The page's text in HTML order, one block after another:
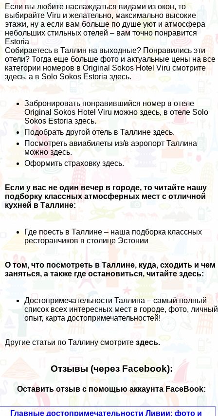
Если вы любите наслаждаться видами из окон, то
выбирайте Viru и желательно, максимально высокие
этажи, ну а если вам больше по душе уют и атмосфера
небольших стильных отелей – вам точно понравится
Estoria
Собираетесь в Таллин на выходные? Понравились эти
отели? Тогда еще больше фото и актуальные цены на все
категории номеров в Original Sokos Hotel Viru смотрите
здесь, а в Solo Sokos Estoria здесь.
Забронировать понравившийся номер в отеле
Original Sokos Hotel Viru можно здесь, в отеле Solo
Sokos Estoria здесь.
Подобрать другой отель в Таллине здесь.
Посмотреть авиабилеты из/в аэропорт Таллина
можно здесь.
Оформить страховку здесь.
Если у вас не один вечер в городе, то читайте нашу
подборку классных атмосферных мест с отличной
кухней в Таллине:
Где поесть в Таллине – наша подборка классных
ресторанчиков в столице Эстонии
О том, что посмотреть в Таллине, куда, сходить и чем
заняться, а также где остановиться, читайте здесь:
Достопримечательности Таллина – самый полный
список всех интересных мест в городе, фото, личный
опыт, карта достопримечательностей!
Другие статьи по Таллину смотрите здесь.
Отзывы (через Facebook):
Оставить отзыв с помощью аккаунта FaceBook:
Главные достопримечательности Ливии: фото и